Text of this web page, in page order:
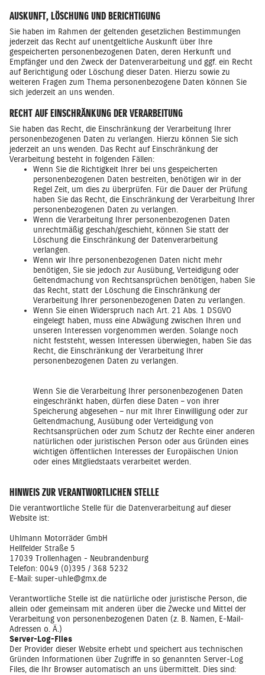
AUSKUNFT, LÖSCHUNG UND BERICHTIGUNG
Sie haben im Rahmen der geltenden gesetzlichen Bestimmungen
jederzeit das Recht auf unentgeltliche Auskunft über Ihre
gespeicherten personenbezogenen Daten, deren Herkunft und
Empfänger und den Zweck der Datenverarbeitung und ggf. ein Recht
auf Berichtigung oder Löschung dieser Daten. Hierzu sowie zu
weiteren Fragen zum Thema personenbezogene Daten können Sie
sich jederzeit an uns wenden.
RECHT AUF EINSCHRÄNKUNG DER VERARBEITUNG
Sie haben das Recht, die Einschränkung der Verarbeitung Ihrer
personenbezogenen Daten zu verlangen. Hierzu können Sie sich
jederzeit an uns wenden. Das Recht auf Einschränkung der
Verarbeitung besteht in folgenden Fällen:
Wenn Sie die Richtigkeit Ihrer bei uns gespeicherten
personenbezogenen Daten bestreiten, benötigen wir in der
Regel Zeit, um dies zu überprüfen. Für die Dauer der Prüfung
haben Sie das Recht, die Einschränkung der Verarbeitung Ihrer
personenbezogenen Daten zu verlangen.
Wenn die Verarbeitung Ihrer personenbezogenen Daten
unrechtmäßig geschah/geschieht, können Sie statt der
Löschung die Einschränkung der Datenverarbeitung
verlangen.
Wenn wir Ihre personenbezogenen Daten nicht mehr
benötigen, Sie sie jedoch zur Ausübung, Verteidigung oder
Geltendmachung von Rechtsansprüchen benötigen, haben Sie
das Recht, statt der Löschung die Einschränkung der
Verarbeitung Ihrer personenbezogenen Daten zu verlangen.
Wenn Sie einen Widerspruch nach Art. 21 Abs. 1 DSGVO
eingelegt haben, muss eine Abwägung zwischen Ihren und
unseren Interessen vorgenommen werden. Solange noch
nicht feststeht, wessen Interessen überwiegen, haben Sie das
Recht, die Einschränkung der Verarbeitung Ihrer
personenbezogenen Daten zu verlangen.
Wenn Sie die Verarbeitung Ihrer personenbezogenen Daten
eingeschränkt haben, dürfen diese Daten – von ihrer
Speicherung abgesehen – nur mit Ihrer Einwilligung oder zur
Geltendmachung, Ausübung oder Verteidigung von
Rechtsansprüchen oder zum Schutz der Rechte einer anderen
natürlichen oder juristischen Person oder aus Gründen eines
wichtigen öffentlichen Interesses der Europäischen Union
oder eines Mitgliedstaats verarbeitet werden.
HINWEIS ZUR VERANTWORTLICHEN STELLE
Die verantwortliche Stelle für die Datenverarbeitung auf dieser
Website ist:
Uhlmann Motorräder GmbH
Hellfelder Straße 5
17039 Trollenhagen - Neubrandenburg
Telefon: 0049 (0)395 / 368 5232
E-Mail: super-uhle@gmx.de
Verantwortliche Stelle ist die natürliche oder juristische Person, die
allein oder gemeinsam mit anderen über die Zwecke und Mittel der
Verarbeitung von personenbezogenen Daten (z. B. Namen, E-Mail-
Adressen o. Ä.)
Server-Log-Files
Der Provider dieser Website erhebt und speichert aus technischen
Gründen Informationen über Zugriffe in so genannten Server-Log
Files, die Ihr Browser automatisch an uns übermittelt. Dies sind: